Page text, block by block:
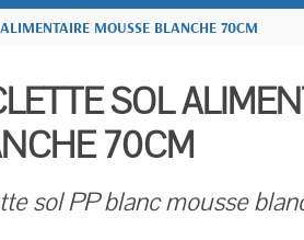
MOUSSE BLANCHE 70CM
SOL
70CM
sol PP blanc mousse